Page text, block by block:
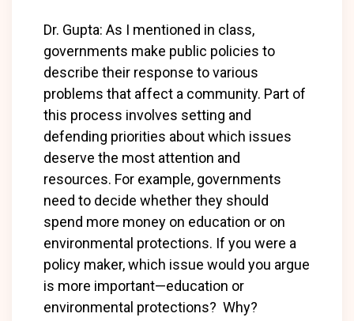
Dr. Gupta: As I mentioned in class,
governments make public policies to
describe their response to various
problems that affect a community. Part of
this process involves setting and
defending priorities about which issues
deserve the most attention and
resources. For example, governments
need to decide whether they should
spend more money on education or on
environmental protections. If you were a
policy maker, which issue would you argue
is more important—education or
environmental protections? Why?